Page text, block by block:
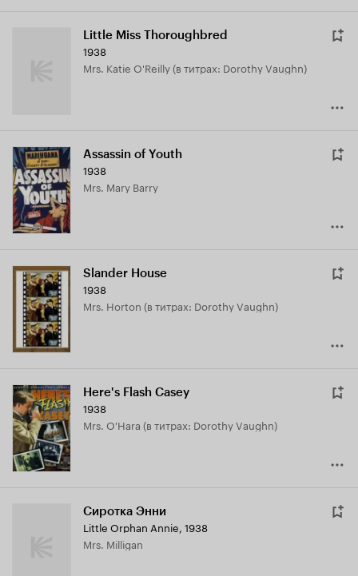
Little Miss Thoroughbred
1938
Mrs. Katie O'Reilly (в титрах: Dorothy Vaughn)
Assassin of Youth
1938
Mrs. Mary Barry
Slander House
1938
Mrs. Horton (в титрах: Dorothy Vaughn)
Here's Flash Casey
1938
Mrs. O'Hara (в титрах: Dorothy Vaughn)
Сиротка Энни
Little Orphan Annie, 1938
Mrs. Milligan